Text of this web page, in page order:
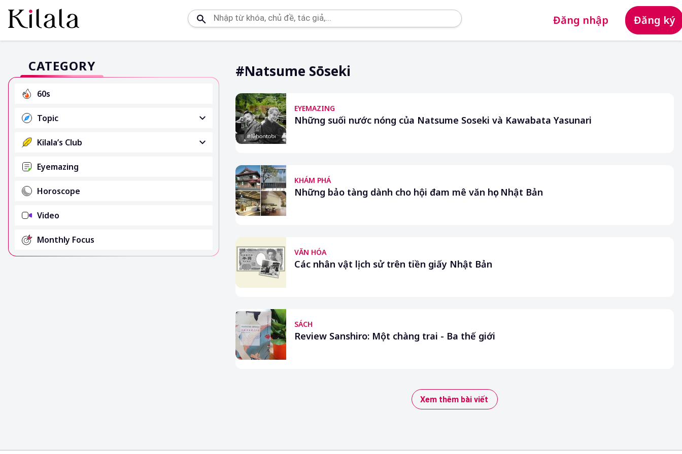
Đăng nhập Đăng ký
CATEGORY
60s
Topic
Kilala’s Club
Eyemazing
Horoscope
Video
Monthly Focus
#Natsume Sōseki
EYEMAZING
Những suối nước nóng của Natsume Soseki và Kawabata Yasunari
KHÁM PHÁ
Những bảo tàng dành cho hội đam mê văn học Nhật Bản
VĂN HÓA
Các nhân vật lịch sử trên tiền giấy Nhật Bản
SÁCH
Review Sanshiro: Một chàng trai - Ba thế giới
Xem thêm bài viết